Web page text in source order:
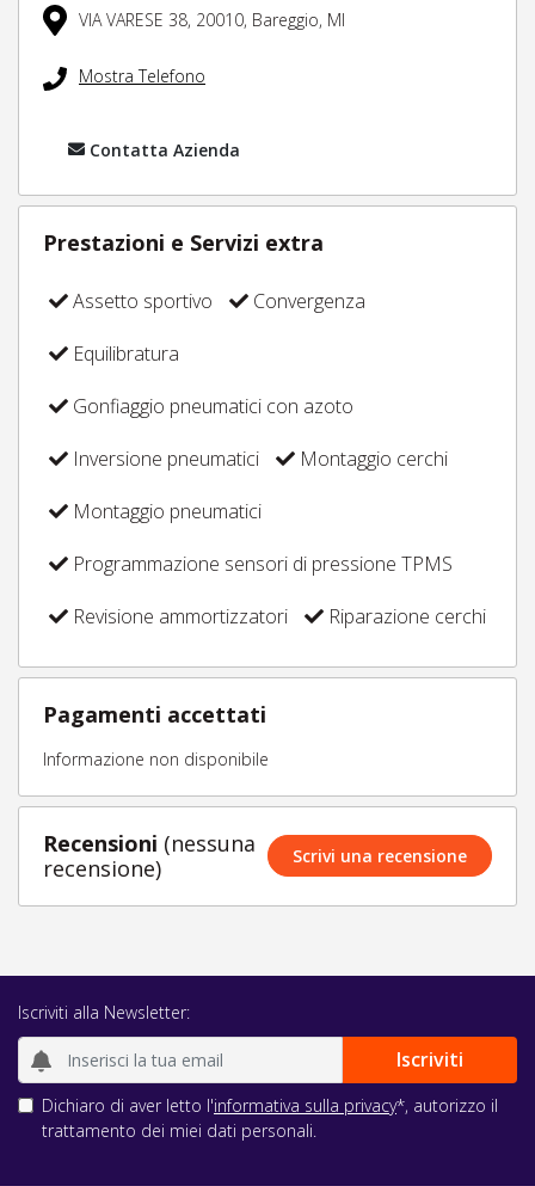
VIA VARESE 38, 20010, Bareggio, MI
Mostra Telefono
Contatta Azienda
Prestazioni e Servizi extra
Assetto sportivo
Convergenza
Equilibratura
Gonfiaggio pneumatici con azoto
Inversione pneumatici
Montaggio cerchi
Montaggio pneumatici
Programmazione sensori di pressione TPMS
Revisione ammortizzatori
Riparazione cerchi
Pagamenti accettati
Informazione non disponibile
Recensioni (nessuna
recensione)
Scrivi una recensione
Iscriviti alla Newsletter:
Dichiaro di aver letto l'informativa sulla privacy*, autorizzo il
trattamento dei miei dati personali.